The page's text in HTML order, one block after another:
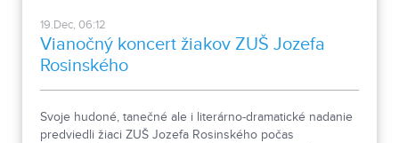
19.Dec, 06:12
Vianočný koncert žiakov ZUŠ Jozefa
Rosinského
Svoje hudoné, tanečné ale i literárno-dramatické nadanie
predviedli žiaci ZUŠ Jozefa Rosinského počas